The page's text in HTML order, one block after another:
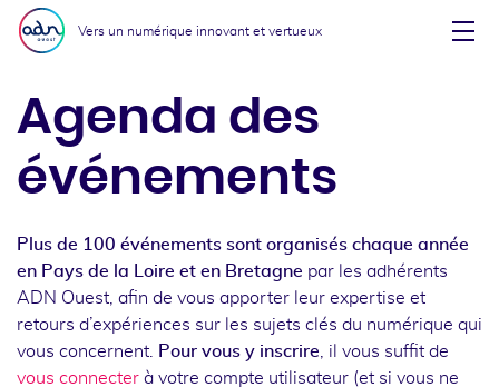
Aller au menu
Aller au contenu
Vers un numérique innovant et vertueux
Agenda des
événements
Plus de 100 événements sont organisés chaque année
en Pays de la Loire et en Bretagne par les adhérents
ADN Ouest, afin de vous apporter leur expertise et
retours d’expériences sur les sujets clés du numérique qui
vous concernent.
Pour vous y inscrire , il vous suffit de
vous connecter à votre compte utilisateur (et si vous ne